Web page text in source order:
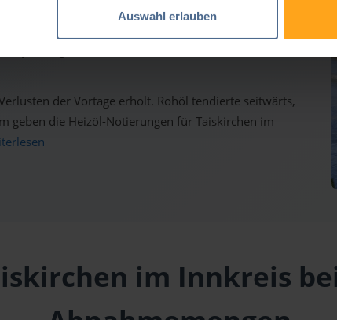
Auswahl erlauben
geben weiter nach
der Vortage erholt. Rohöl tendierte seitwärts,
geben die Heizöl-Notierungen für Taiskirchen im
im Innkreis